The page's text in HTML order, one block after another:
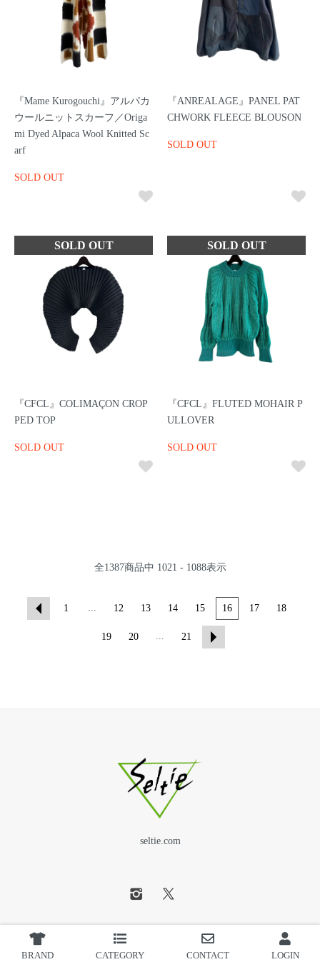
BRAND CATEGORY CONTACT LOGIN
『Mame Kurogouchi』アルパカ
ウールニットスカーフ／Origa
mi Dyed Alpaca Wool Knitted Sc
arf
SOLD OUT
『ANREALAGE』PANEL PAT
CHWORK FLEECE BLOUSON
SOLD OUT
『CFCL』COLIMAÇON CROP
PED TOP
SOLD OUT
『CFCL』FLUTED MOHAIR P
ULLOVER
SOLD OUT
全1387商品中 1021 - 1088表示
1 ... 12 13 14 15 16 17 18
19 20 ... 21
seltie.com